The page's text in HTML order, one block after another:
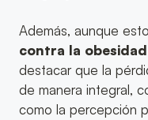
Además, aunque
contra la
destacar que la
de manera integral,
como la percepción